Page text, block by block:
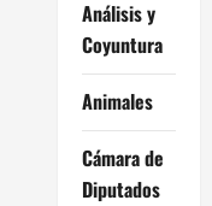
Análisis y
Coyuntura
Animales
Cámara de
Diputados